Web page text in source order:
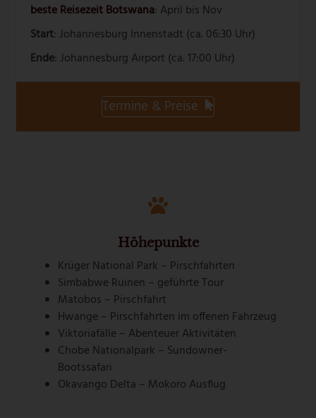
beste Reisezeit Botswana: April bis Nov
Start: Johannesburg Innenstadt (ca. 06:30 Uhr)
Ende: Johannesburg Airport (ca. 17:00 Uhr)
Termine & Preise
Höhepunkte
Krüger National Park – Pirschfahrten
Simbabwe Ruinen – geführte Tour
Matobos – Pirschfahrt
Hwange – Pirschfahrten im offenen Fahrzeug
Viktoriafälle – Abenteuer Aktivitäten
Chobe Nationalpark – Sundowner-
Bootssafari
Okavango Delta – Mokoro Ausflug